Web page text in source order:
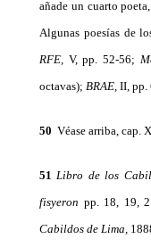
añade un cuarto
Algunas poesías de
RFE, V, pp. 52-56;
octavas); BRAE, II, pp.
50 Véase arriba, cap.
51 Libro de los
fisyeron pp. 18, 19,
Cabildos de Lima,